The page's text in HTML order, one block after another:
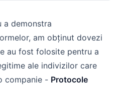
a demonstra
am obținut dovezi
au fost folosite pentru a
ale indivizilor care
companie - Protocole